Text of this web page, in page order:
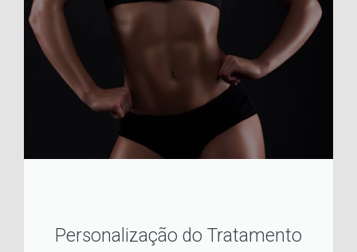
Personalização do Tratamento